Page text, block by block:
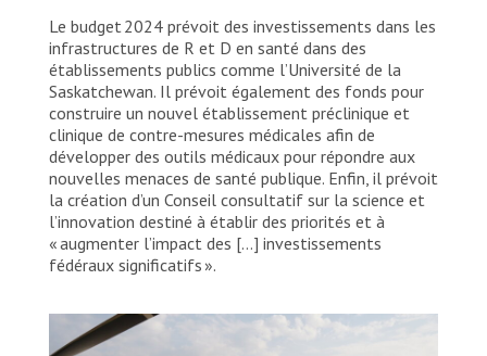
Le budget 2024 prévoit des investissements dans les
infrastructures de R et D en santé dans des
établissements publics comme l’Université de la
Saskatchewan. Il prévoit également des fonds pour
construire un nouvel établissement préclinique et
clinique de contre-mesures médicales afin de
développer des outils médicaux pour répondre aux
nouvelles menaces de santé publique. Enfin, il prévoit
la création d’un Conseil consultatif sur la science et
l’innovation destiné à établir des priorités et à
« augmenter l’impact des […] investissements
fédéraux significatifs ».